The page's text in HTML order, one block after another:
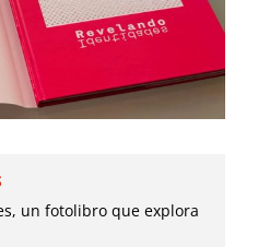
un fotolibro que explora